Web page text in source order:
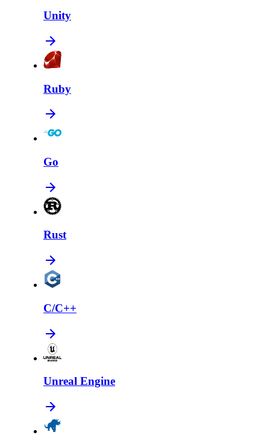
Unity
Ruby
Go
Rust
C/C++
Unreal Engine